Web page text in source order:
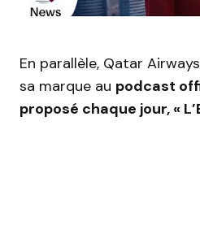
En parallèle, Qatar
sa marque au podcast
proposé chaque jour, «